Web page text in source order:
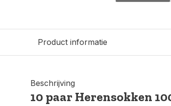
Product informatie
Beschrijving
10 paar Herensokken